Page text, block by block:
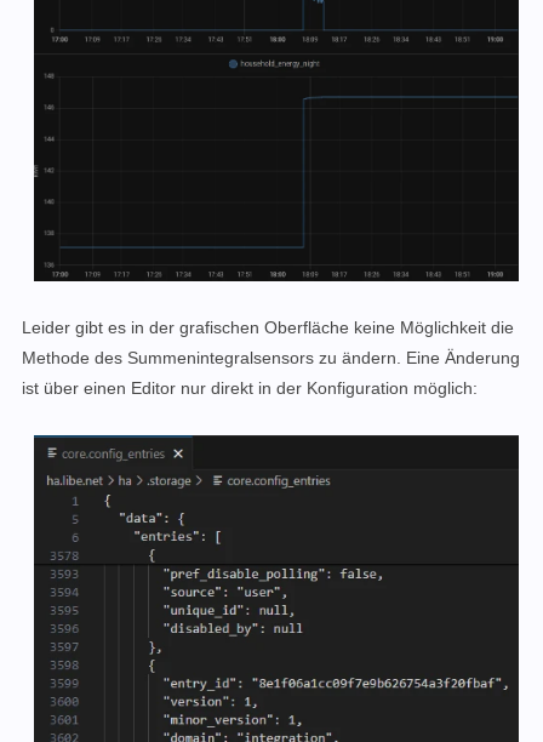
Leider gibt es in der grafischen Oberfläche keine Möglichkeit die
Methode des Summenintegralsensors zu ändern. Eine Änderung
ist über einen Editor nur direkt in der Konfiguration möglich: